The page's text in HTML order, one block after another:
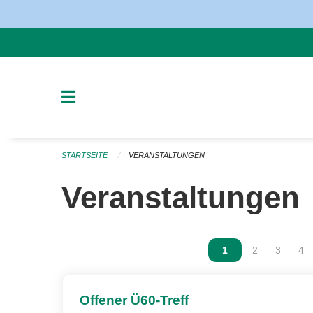
STARTSEITE VERANSTALTUNGEN
Veranstaltungen
Vous êtes sur la
1 Vous êtes
2 Vous
3 4
Offener Ü60-Treff